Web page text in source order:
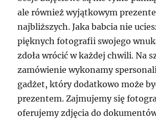
ale również wyjątkowym
najbliższych. Jaka babcia nie
pięknych fotografii swojego
zdoła wrócić w każdej chwili. Na
zamówienie wykonamy
gadżet, który dodatkowo może
prezentem. Zajmujemy się
oferujemy zdjęcia do